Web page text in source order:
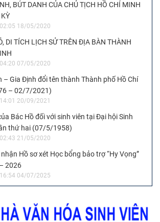
BÚT DANH CỦA CHỦ TỊCH HỒ CHÍ MINH
02:05 18/05/2020
DI TÍCH LỊCH SỬ TRÊN ĐỊA BÀN THÀNH
04:20 07/05/2020
– Gia Định đổi tên thành Thành phố Hồ Chí
– 02/7/2021)
14:01 20/09/2021
Bác Hồ đối với sinh viên tại Đại hội Sinh
thứ hai (07/5/1958)
02:43 21/05/2020
Hồ sơ xét Học bổng bảo trợ “Hy Vọng”
2026
16:54 04/07/2025